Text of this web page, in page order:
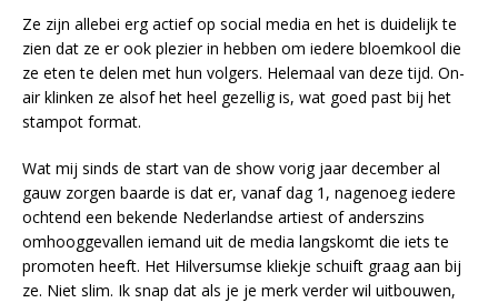
Ze zijn allebei erg actief op social media en het is duidelijk te
zien dat ze er ook plezier in hebben om iedere bloemkool die
ze eten te delen met hun volgers. Helemaal van deze tijd. On-
air klinken ze alsof het heel gezellig is, wat goed past bij het
stampot format.
Wat mij sinds de start van de show vorig jaar december al
gauw zorgen baarde is dat er, vanaf dag 1, nagenoeg iedere
ochtend een bekende Nederlandse artiest of anderszins
omhooggevallen iemand uit de media langskomt die iets te
promoten heeft. Het Hilversumse kliekje schuift graag aan bij
ze. Niet slim. Ik snap dat als je je merk verder wil uitbouwen,